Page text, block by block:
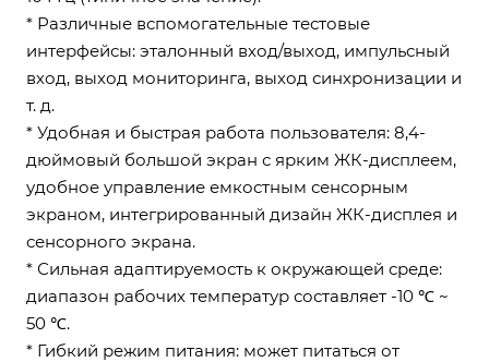
* Различные вспомогательные тестовые
интерфейсы: эталонный вход/выход, импульсный
вход, выход мониторинга, выход синхронизации и
т. д.
* Удобная и быстрая работа пользователя: 8,4-
дюймовый большой экран с ярким ЖК-дисплеем,
удобное управление емкостным сенсорным
экраном, интегрированный дизайн ЖК-дисплея и
сенсорного экрана.
* Сильная адаптируемость к окружающей среде:
диапазон рабочих температур составляет -10 ℃ ~
50 ℃.
* Гибкий режим питания: может питаться от